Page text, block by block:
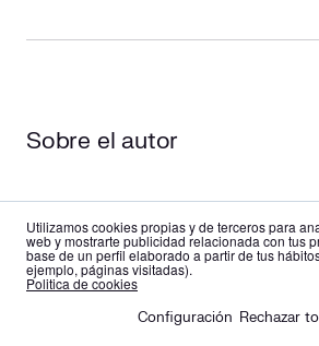
Utilizamos cookies propias y de terceros para
web y mostrarte publicidad relacionada con tus
base de un perfil elaborado a partir de tus
ejemplo, páginas visitadas).
Politica de cookies
Configuración Rechazar
es en
Sobre el autor
Gridfy
Miguel Fernández-Mena se
mediados de 2022 dentro del área
participando activamente en el
energéticos relacionados con las